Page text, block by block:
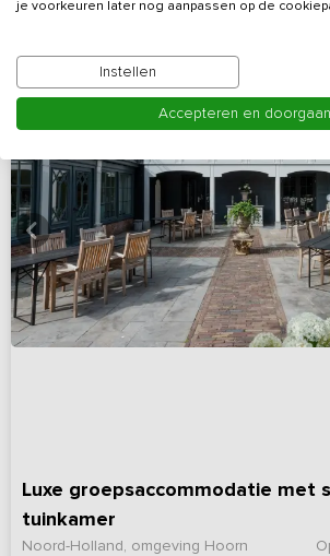
Luxe groepsaccommodatie met
tuinkamer
Noord-Holland, omgeving Hoorn
je voorkeuren later nog aanpassen op de
Instellen
Accepteren en doorgaan